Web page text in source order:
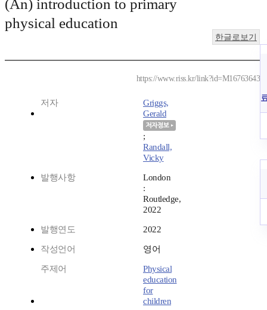
(An) introduction to primary
physical education
한글로보기
https://www.riss.kr/link?id=M16763643
저자
Griggs,
Gerald
;
Randall,
Vicky
발행사항
London
:
Routledge,
2022
발행연도 2022
작성언어 영어
주제어
Physical
education
for
children